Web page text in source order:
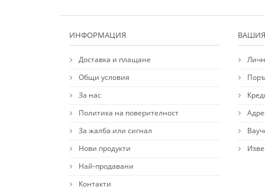
ИНФОРМАЦИЯ
Доставка и плащане
Общи условия
За нас
Политика на поверителност
За жалба или сигнал
Нови продукти
Най-продавани
Контакти